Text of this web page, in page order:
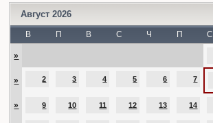
Август 2026
В П В С Ч П С
»
» 2 3 4 5 6 7
» 9 10 11 12 13 14